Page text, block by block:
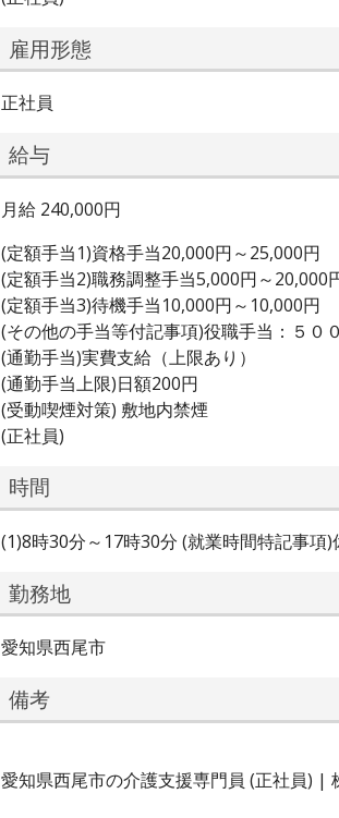
雇用形態
正社員
給与
月給 240,000円
(定額手当1)資格手当20,000円～25,000円
(定額手当2)職務調整手当5,000円～20,000
(定額手当3)待機手当10,000円～10,000円
(その他の手当等付記事項)役職手当：５０
(通勤手当)実費支給（上限あり）
(通勤手当上限)日額200円
(受動喫煙対策) 敷地内禁煙
(正社員)
時間
(1)8時30分～17時30分 (就業時間特記事項
勤務地
愛知県西尾市
備考
愛知県西尾市の介護支援専門員 (正社員) |